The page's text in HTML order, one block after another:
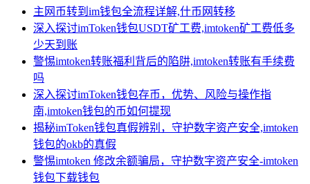
主网币转到im钱包全流程详解,什币网转移
深入探讨imToken钱包USDT矿工费,imtoken矿工费低多
少天到账
警惕imtoken转账福利背后的陷阱,imtoken转账有手续费
吗
深入探讨imToken钱包存币，优势、风险与操作指
南,imtoken钱包的币如何提现
揭秘imToken钱包真假辨别，守护数字资产安全,imtoken
钱包的okb的真假
警惕imtoken 修改余额骗局，守护数字资产安全-imtoken
钱包下载钱包